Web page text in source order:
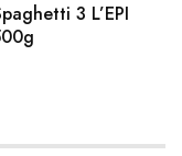
3 L’EPI